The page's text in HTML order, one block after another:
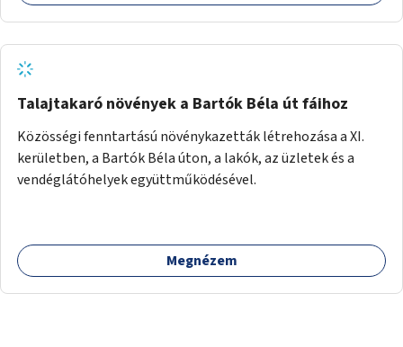
Talajtakaró növények a Bartók Béla út fáihoz
Közösségi fenntartású növénykazetták létrehozása a XI.
kerületben, a Bartók Béla úton, a lakók, az üzletek és a
vendéglátóhelyek együttműködésével.
Megnézem